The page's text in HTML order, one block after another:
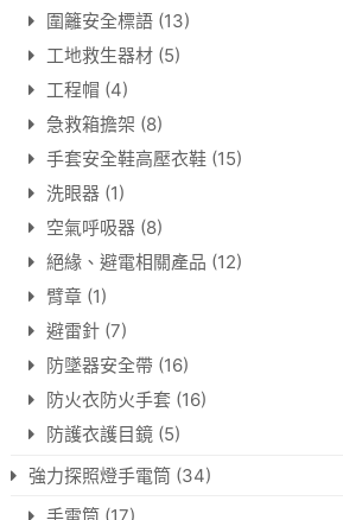
圍籬安全標語 (13)
工地救生器材 (5)
工程帽 (4)
急救箱擔架 (8)
手套安全鞋高壓衣鞋 (15)
洗眼器 (1)
空氣呼吸器 (8)
絕緣、避電相關產品 (12)
臂章 (1)
避雷針 (7)
防墜器安全帶 (16)
防火衣防火手套 (16)
防護衣護目鏡 (5)
強力探照燈手電筒 (34)